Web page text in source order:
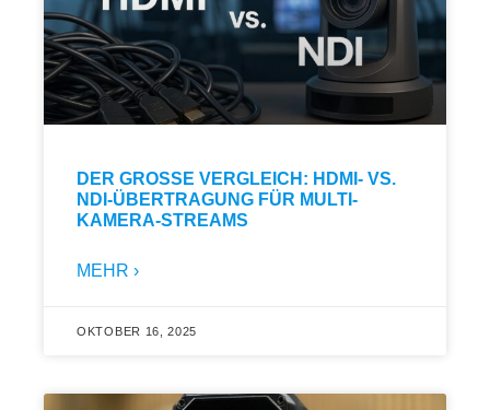
DER GROSSE VERGLEICH: HDMI- VS. N
DI-ÜBERTRAGUNG FÜR MULTI-K
AMERA-STREAMS
MEHR ›
OKTOBER 16, 2025